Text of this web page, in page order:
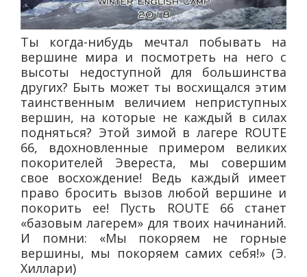
Ты когда-нибудь мечтал побывать на
вершине мира и посмотреть на него с
высоты недоступной для большинства
других? Быть может ты восхищался этим
таинственным величием неприступных
вершин, на которые не каждый в силах
подняться? Этой зимой в лагере ROUTE
66, вдохновленные примером великих
покорителей Эвереста, мы совершим
свое восхождение! Ведь каждый имеет
право бросить вызов любой вершине и
покорить ее! Пусть ROUTE 66 станет
«базовым лагерем» для твоих начинаний.
И помни: «Мы покоряем не горные
вершины, мы покоряем самих себя!» (Э.
Хиллари)